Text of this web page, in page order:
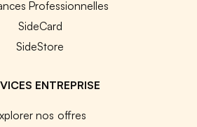
Professionnelles
SideCard
SideStore
ENTREPRISE
nos offres